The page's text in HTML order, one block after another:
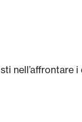
nell’affrontare